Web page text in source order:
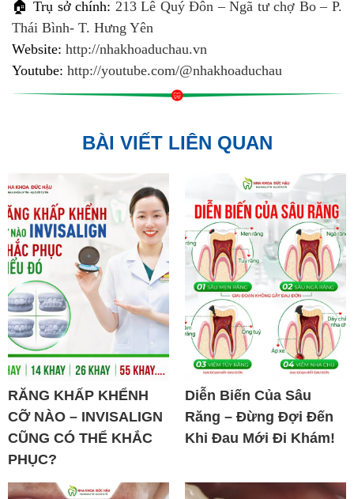
🏠 Trụ sở chính: 213 Lê Quý Đôn – Ngã tư chợ Bo – P.
Thái Bình- T. Hưng Yên
Website: http://nhakhoaduchau.vn
Youtube: http://youtube.com/@nhakhoaduchau
BÀI VIẾT LIÊN QUAN
RĂNG KHẤP KHỂNH
CỠ NÀO – INVISALIGN
CŨNG CÓ THỂ KHẮC
PHỤC?
Diễn Biến Của Sâu
Răng – Đừng Đợi Đến
Khi Đau Mới Đi Khám!